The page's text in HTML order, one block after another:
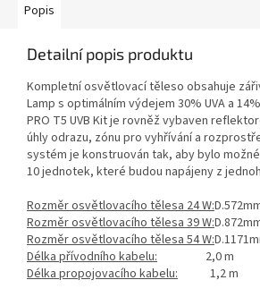
Popis
Detailní popis produktu
Kompletní osvětlovací těleso obsahuje
Lamp s optimálním výdejem 30% UVA a
PRO T5 UVB Kit je rovněž vybaven
úhly odrazu, zónu pro vyhřívání a
systém je konstruován tak, aby bylo
10 jednotek, které budou napájeny z
Rozměr osvětlovacího tělesa 24 W:
Rozměr osvětlovacího tělesa 39 W:
Rozměr osvětlovacího tělesa 54 W:
Délka přívodního kabelu: 2,0 m
Délka propojovacího kabelu: 1,2 m